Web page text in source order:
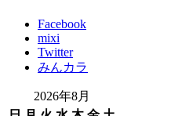
Facebook
mixi
Twitter
みんカラ
2026年8月